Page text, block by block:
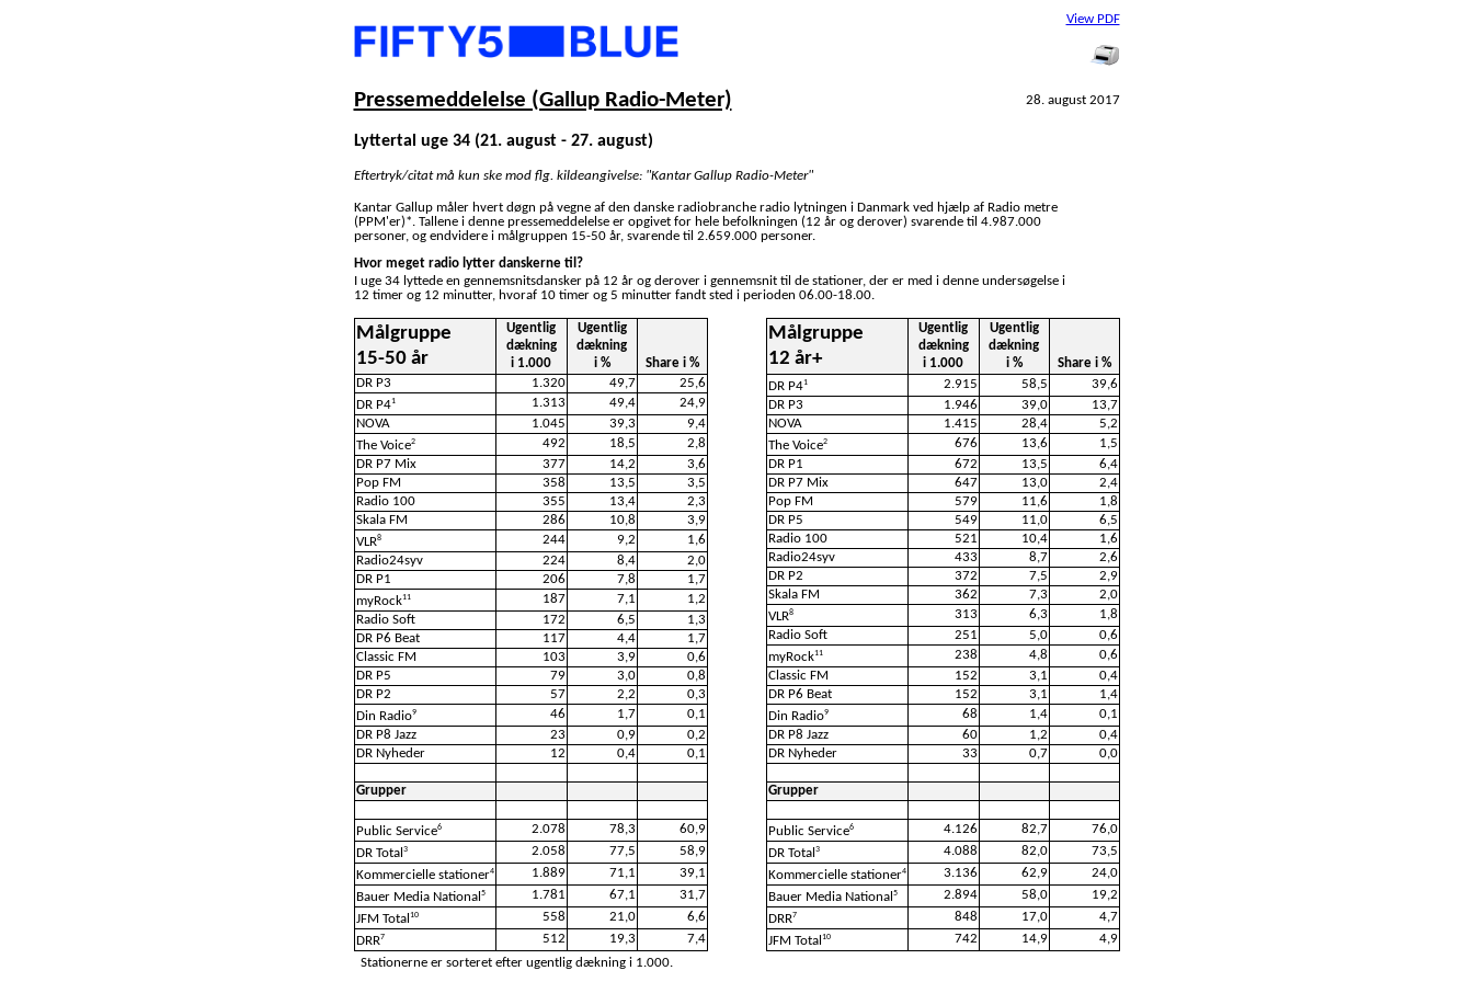
View PDF
Pressemeddelelse (Gallup Radio-Meter) 28. august 2017
Lyttertal uge 34 (21. august - 27. august)
Eftertryk/citat må kun ske mod flg. kildeangivelse: "Kantar Gallup Radio-Meter"
Kantar Gallup måler hvert døgn på vegne af den danske radiobranche radio lytningen i Danmark ved hjælp af Radio metre
(PPM'er)*. Tallene i denne pressemeddelelse er opgivet for hele befolkningen (12 år og derover) svarende til 4.987.000
personer, og endvidere i målgruppen 15-50 år, svarende til 2.659.000 personer.
Hvor meget radio lytter danskerne til?
I uge 34 lyttede en gennemsnitsdansker på 12 år og derover i gennemsnit til de stationer, der er med i denne undersøgelse i
12 timer og 12 minutter, hvoraf 10 timer og 5 minutter fandt sted i perioden 06.00-18.00.
Målgruppe
15-50 år
Ugentlig
dækning
i 1.000
Ugentlig
dækning
i %
Share i %
DR P3
1.320 49,7
25,6
DR P41 1.313 49,4
24,9
NOVA
1.045 39,3
9,4
The Voice2 492 18,5
2,8
DR P7 Mix
377 14,2
3,6
Pop FM
358 13,5
3,5
Radio 100
355 13,4
2,3
Skala FM
286 10,8
3,9
VLR8 244 9,2
1,6
Radio24syv
224 8,4
2,0
DR P1
206 7,8
1,7
myRock11 187 7,1
1,2
Radio Soft
172 6,5
1,3
DR P6 Beat
117 4,4
1,7
Classic FM
103 3,9
0,6
DR P5
79 3,0
0,8
DR P2
57 2,2
0,3
Din Radio9 46 1,7
0,1
DR P8 Jazz
23 0,9
0,2
DR Nyheder
12 0,4 0,1
Grupper
Public Service6 2.078 78,3
60,9
DR Total 3 2.058 77,5
58,9
Kommercielle stationer4 1.889 71,1
39,1
Bauer Media National 5 1.781 67,1
31,7
JFM Total 10 558 21,0
6,6
DRR7 512 19,3 7,4
Målgruppe
12 år+
Ugentlig
dækning
i 1.000
Ugentlig
dækning
i %
Share i %
DR P41 2.915 58,5
39,6
DR P3
1.946 39,0
13,7
NOVA
1.415 28,4
5,2
The Voice2 676 13,6
1,5
DR P1
672 13,5
6,4
DR P7 Mix
647 13,0
2,4
Pop FM
579 11,6
1,8
DR P5
549 11,0
6,5
Radio 100
521 10,4
1,6
Radio24syv
433 8,7
2,6
DR P2
372 7,5
2,9
Skala FM
362 7,3
2,0
VLR8 313 6,3
1,8
Radio Soft
251 5,0
0,6
myRock11 238 4,8
0,6
Classic FM
152 3,1
0,4
DR P6 Beat
152 3,1
1,4
Din Radio9 68 1,4
0,1
DR P8 Jazz
60 1,2
0,4
DR Nyheder
33 0,7 0,0
Grupper
Public Service6 4.126 82,7
76,0
DR Total 3 4.088 82,0
73,5
Kommercielle stationer4 3.136 62,9
24,0
Bauer Media National 5 2.894 58,0
19,2
DRR7 848 17,0
4,7
JFM Total 10 742 14,9
4,9
Stationerne er sorteret efter ugentlig dækning i 1.000.